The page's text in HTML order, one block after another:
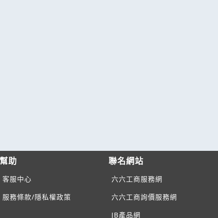
幫助
客服中心
服務條款/隱私權政策
聯名網站
六六工商服務網
六六工商詢價服務網
JB產品網